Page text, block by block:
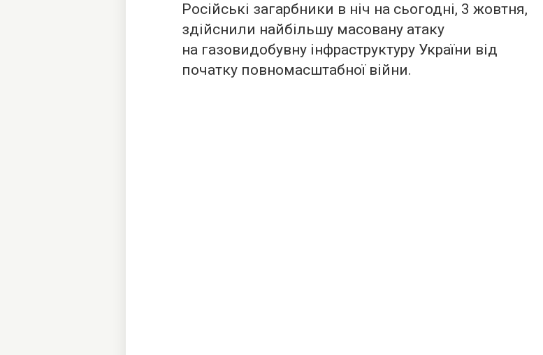
Російські загарбники в ніч на сьогодні, 3 жовтня,
здійснили найбільшу масовану атаку
на газовидобувну інфраструктуру України від
початку повномасштабної війни.